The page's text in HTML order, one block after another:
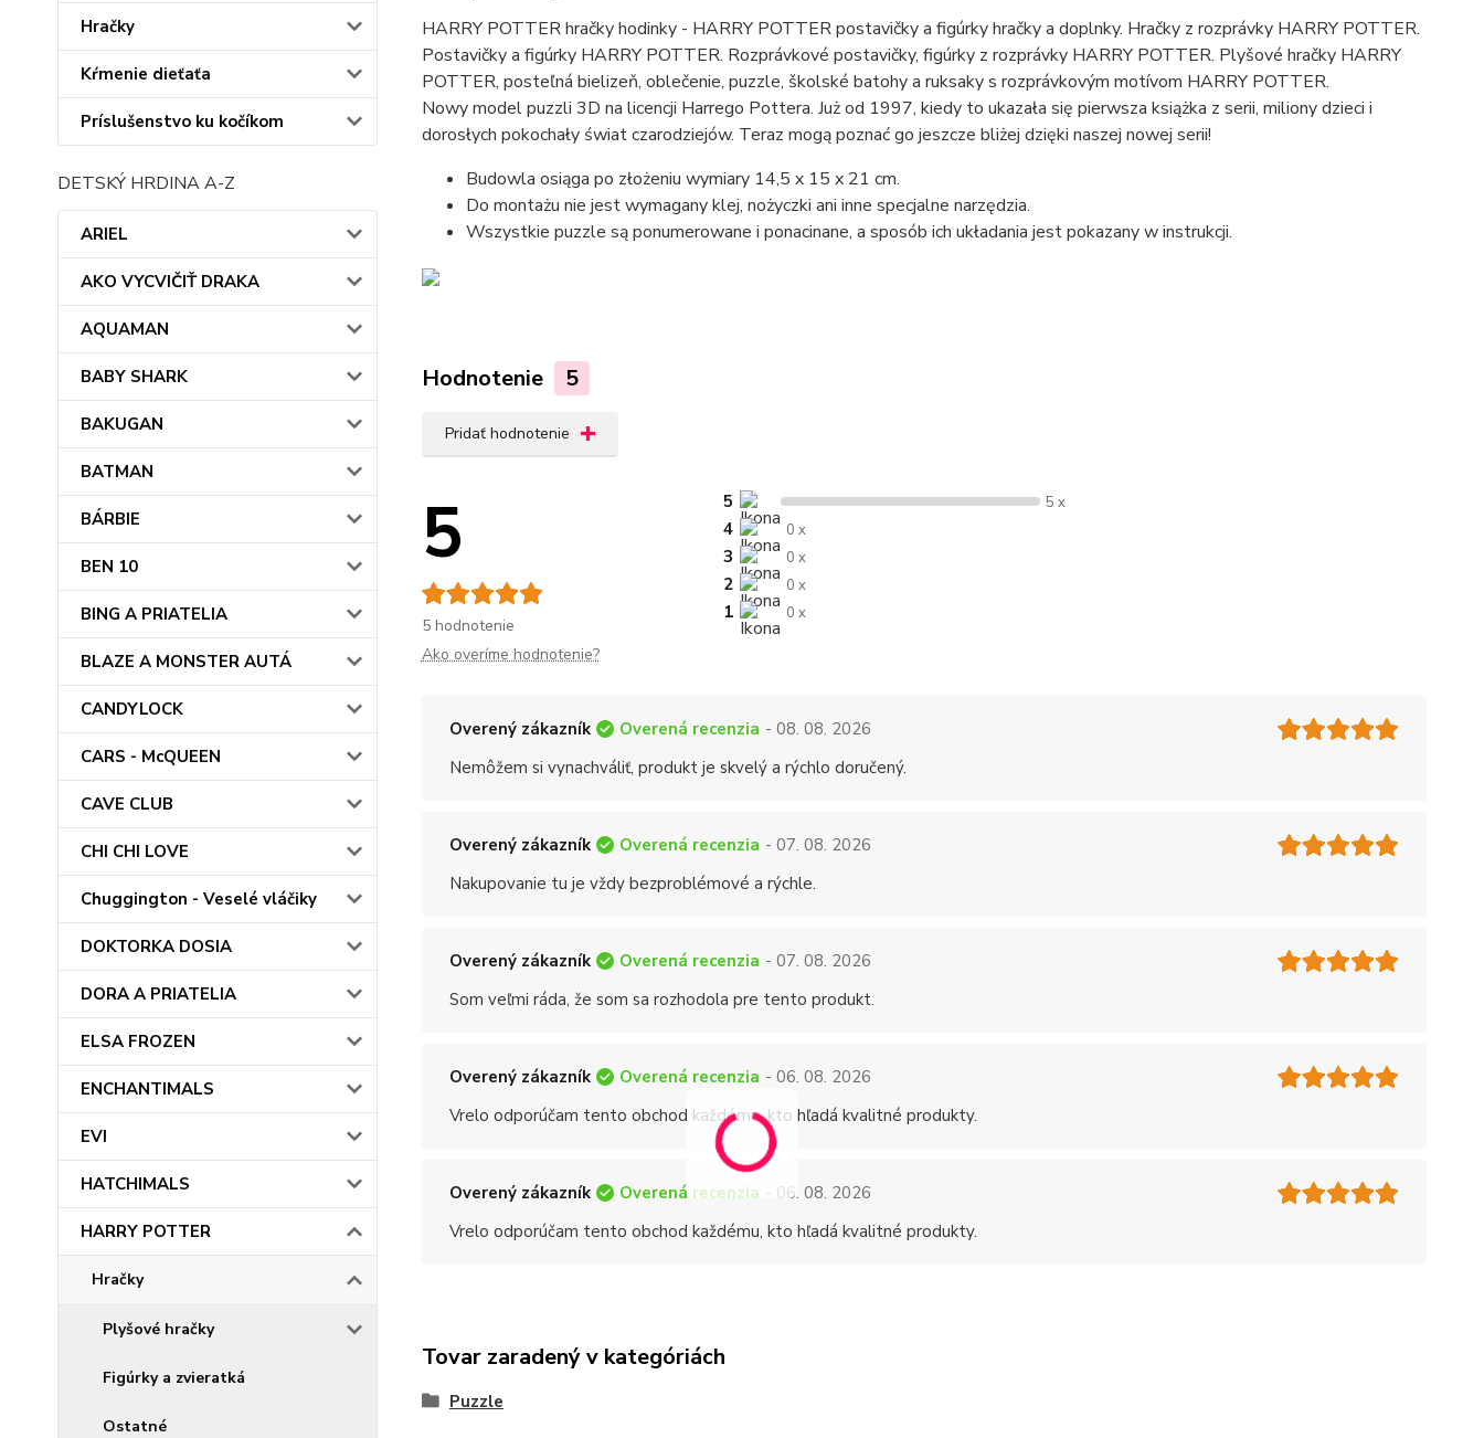
Hračky
Kŕmenie dieťaťa
Príslušenstvo ku kočíkom
DETSKÝ HRDINA A-Z
ARIEL
AKO VYCVIČIŤ DRAKA
AQUAMAN
BABY SHARK
BAKUGAN
BATMAN
BÁRBIE
BEN 10
BING A PRIATELIA
BLAZE A MONSTER AUTÁ
CANDYLOCK
CARS - McQUEEN
CAVE CLUB
CHI CHI LOVE
Chuggington - Veselé vláčiky
DOKTORKA DOSIA
DORA A PRIATELIA
ELSA FROZEN
ENCHANTIMALS
EVI
HATCHIMALS
HARRY POTTER
Hračky
Plyšové hračky
Figúrky a zvieratká
Ostatné
HARRY POTTER hračky hodinky - HARRY POTTER postavičky a figúrky hračky a doplnky. Hračky z rozprávky HARRY POTTER.
Postavičky a figúrky HARRY POTTER. Rozprávkové postavičky, figúrky z rozprávky HARRY POTTER. Plyšové hračky HARRY
POTTER, posteľná bielizeň, oblečenie, puzzle, školské batohy a ruksaky s rozprávkovým motívom HARRY POTTER.
Nowy model puzzli 3D na licencji Harrego Pottera. Już od 1997, kiedy to ukazała się pierwsza książka z serii, miliony dzieci i
dorosłych pokochały świat czarodziejów. Teraz mogą poznać go jeszcze bliżej dzięki naszej nowej serii!
Budowla osiąga po złożeniu wymiary 14,5 x 15 x 21 cm.
Do montażu nie jest wymagany klej, nożyczki ani inne specjalne narzędzia.
Wszystkie puzzle są ponumerowane i ponacinane, a sposób ich układania jest pokazany w instrukcji.
Hodnotenie 5
Pridať hodnotenie
5
5 hodnotenie
5 5 x
4 0 x
3 0 x
2 0 x
1 0 x
Ako overíme hodnotenie?
Overený zákazník Overená recenzia - 08. 08. 2026
Nemôžem si vynachváliť, produkt je skvelý a rýchlo doručený.
Overený zákazník Overená recenzia - 07. 08. 2026
Nakupovanie tu je vždy bezproblémové a rýchle.
Overený zákazník Overená recenzia - 07. 08. 2026
Som veľmi ráda, že som sa rozhodola pre tento produkt.
Overený zákazník Overená recenzia - 06. 08. 2026
Vrelo odporúčam tento obchod každému, kto hľadá kvalitné produkty.
Overený zákazník Overená recenzia - 06. 08. 2026
Vrelo odporúčam tento obchod každému, kto hľadá kvalitné produkty.
Tovar zaradený v kategóriách
Puzzle